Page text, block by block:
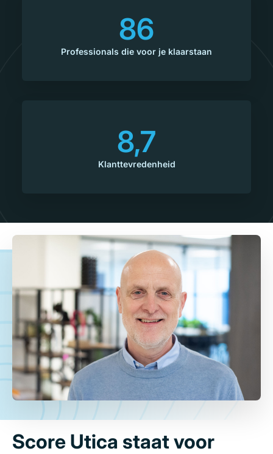
86
Professionals die voor je klaarstaan
8,7
Klanttevredenheid
Score Utica staat voor